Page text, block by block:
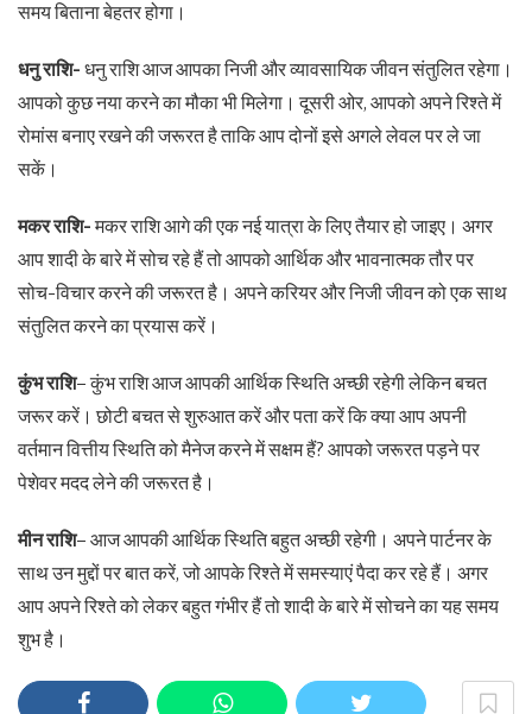
समय बिताना बेहतर होगा।
धनु राशि- धनु राशि आज आपका निजी और व्यावसायिक जीवन संतुलित रहेगा।
आपको कुछ नया करने का मौका भी मिलेगा। दूसरी ओर, आपको अपने रिश्ते में
रोमांस बनाए रखने की जरूरत है ताकि आप दोनों इसे अगले लेवल पर ले जा
सकें।
मकर राशि-मकर राशि आगे की एक नई यात्रा के लिए तैयार हो जाइए। अगर
आप शादी के बारे में सोच रहे हैं तो आपको आर्थिक और भावनात्मक तौर पर
सोच-विचार करने की जरूरत है। अपने करियर और निजी जीवन को एक साथ
संतुलित करने का प्रयास करें।
कुंभ राशि– कुंभ राशि आज आपकी आर्थिक स्थिति अच्छी रहेगी लेकिन बचत
जरूर करें। छोटी बचत से शुरुआत करें और पता करें कि क्या आप अपनी
वर्तमान वित्तीय स्थिति को मैनेज करने में सक्षम हैं? आपको जरूरत पड़ने पर
पेशेवर मदद लेने की जरूरत है।
मीन राशि– आज आपकी आर्थिक स्थिति बहुत अच्छी रहेगी। अपने पार्टनर के
साथ उन मुद्दों पर बात करें, जो आपके रिश्ते में समस्याएं पैदा कर रहे हैं। अगर
आप अपने रिश्ते को लेकर बहुत गंभीर हैं तो शादी के बारे में सोचने का यह समय
शुभ है।